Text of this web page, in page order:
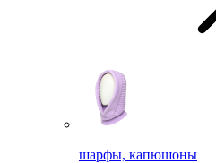
шарфы, капюшоны